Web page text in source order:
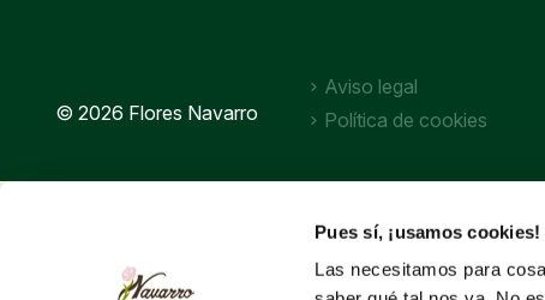
Pues sí, ¡usamos cookies!
Las necesitamos para
© 2026 Flores Navarro
Aviso legal
Política de cookies